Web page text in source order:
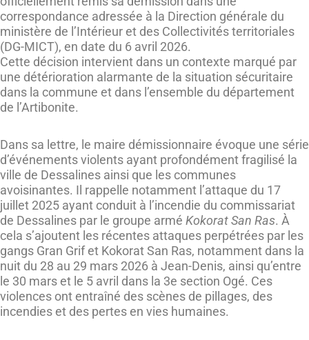
correspondance adressée à la Direction générale du
ministère de l’Intérieur et des Collectivités territoriales
(DG-MICT), en date du 6 avril 2026.
Cette décision intervient dans un contexte marqué par
une détérioration alarmante de la situation sécuritaire
dans la commune et dans l’ensemble du département
de l’Artibonite.
Dans sa lettre, le maire démissionnaire évoque une série
d’événements violents ayant profondément fragilisé la
ville de Dessalines ainsi que les communes
avoisinantes. Il rappelle notamment l’attaque du 17
juillet 2025 ayant conduit à l’incendie du commissariat
de Dessalines par le groupe armé Kokorat San Ras. À
cela s’ajoutent les récentes attaques perpétrées par les
gangs Gran Grif et Kokorat San Ras, notamment dans la
nuit du 28 au 29 mars 2026 à Jean-Denis, ainsi qu’entre
le 30 mars et le 5 avril dans la 3e section Ogé. Ces
violences ont entraîné des scènes de pillages, des
incendies et des pertes en vies humaines.